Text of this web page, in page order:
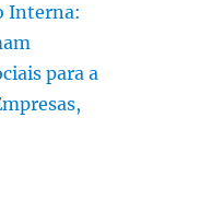
Interna:
para a